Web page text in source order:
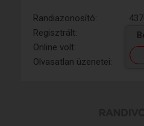
Randiazonosító:
Regisztrált:
Online volt:
Olvasatlan üzenetei: